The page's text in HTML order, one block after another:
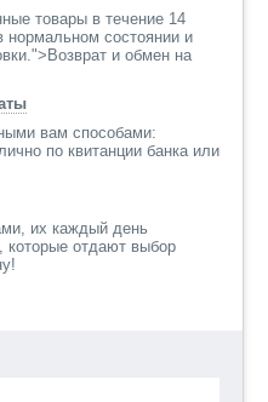
товары в течение 14
состоянии и
и обмен на
вам способами:
по квитанции банка или
их каждый день
которые отдают выбор